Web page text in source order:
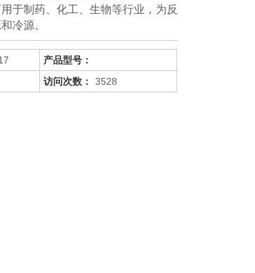
于制药、化工、生物等行业，为反
冷源。
产品型号：
访问次数： 3528